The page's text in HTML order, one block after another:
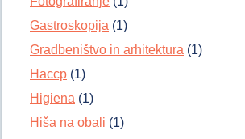
Gastroskopija (1)
Gradbeništvo in arhitektura (1)
Haccp (1)
Higiena (1)
Hiša na obali (1)